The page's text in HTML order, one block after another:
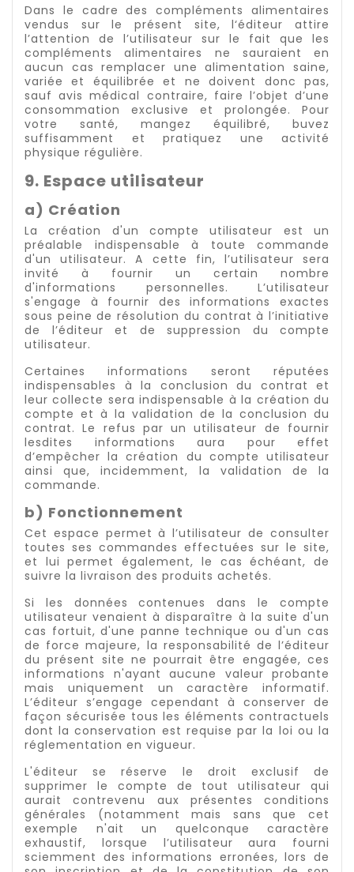
Dans le cadre des compléments alimentaires
vendus sur le présent site, l‘éditeur attire
l’attention de l’utilisateur sur le fait que les
compléments alimentaires ne sauraient en
aucun cas remplacer une alimentation saine,
variée et équilibrée et ne doivent donc pas,
sauf avis médical contraire, faire l’objet d’une
consommation exclusive et prolongée. Pour
votre santé, mangez équilibré, buvez
suffisamment et pratiquez une activité
physique régulière.
9. Espace utilisateur
a) Création
La création d'un compte utilisateur est un
préalable indispensable à toute commande
d'un utilisateur. A cette fin, l’utilisateur sera
invité à fournir un certain nombre
d'informations personnelles. L’utilisateur
s'engage à fournir des informations exactes
sous peine de résolution du contrat à l’initiative
de l’éditeur et de suppression du compte
utilisateur.
Certaines informations seront réputées
indispensables à la conclusion du contrat et
leur collecte sera indispensable à la création du
compte et à la validation de la conclusion du
contrat. Le refus par un utilisateur de fournir
lesdites informations aura pour effet
d’empêcher la création du compte utilisateur
ainsi que, incidemment, la validation de la
commande.
b) Fonctionnement
Cet espace permet à l’utilisateur de consulter
toutes ses commandes effectuées sur le site,
et lui permet également, le cas échéant, de
suivre la livraison des produits achetés.
Si les données contenues dans le compte
utilisateur venaient à disparaître à la suite d'un
cas fortuit, d'une panne technique ou d'un cas
de force majeure, la responsabilité de l’éditeur
du présent site ne pourrait être engagée, ces
informations n'ayant aucune valeur probante
mais uniquement un caractère informatif.
L’éditeur s’engage cependant à conserver de
façon sécurisée tous les éléments contractuels
dont la conservation est requise par la loi ou la
réglementation en vigueur.
L'éditeur se réserve le droit exclusif de
supprimer le compte de tout utilisateur qui
aurait contrevenu aux présentes conditions
générales (notamment mais sans que cet
exemple n'ait un quelconque caractère
exhaustif, lorsque l’utilisateur aura fourni
sciemment des informations erronées, lors de